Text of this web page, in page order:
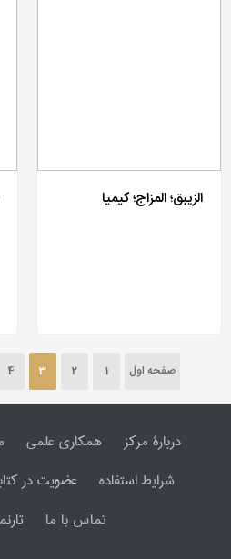
الزیبق؛ المزاج؛ کیمیا
صفحه اول 1
2
3
4
دربارۀ مرکز همکاری علمی
شرایط استفاده
عضویت در
تماس با ما